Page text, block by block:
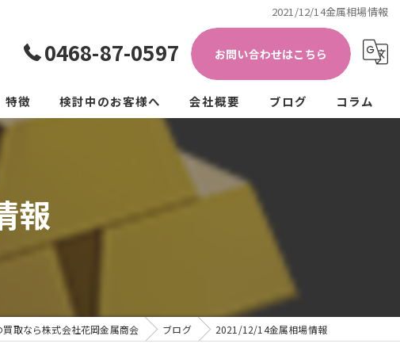
2021/12/14金属相場情報
0468-87-0597 お問い合わせはこちら
特徴
価格
検討中のお客様へ 会社概要 ブログ コラム
報
買取なら株式会社花岡金属商会 ブログ 2021/12/14金属相場情報